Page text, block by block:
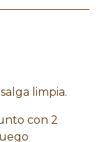
limpia.
con 2